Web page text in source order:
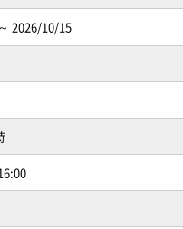
2026/10/15